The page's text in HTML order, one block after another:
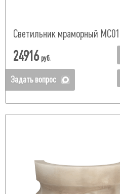
Светильник мраморный МС01
24916 руб.
Задать вопрос